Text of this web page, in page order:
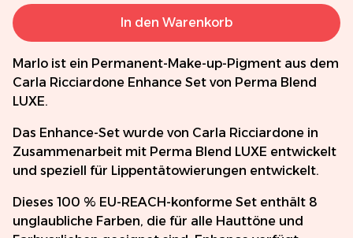
In den Warenkorb
Marlo ist ein Permanent-Make-up-Pigment aus dem
Carla Ricciardone Enhance Set von Perma Blend
LUXE.
Das Enhance-Set wurde von Carla Ricciardone in
Zusammenarbeit mit Perma Blend LUXE entwickelt
und speziell für Lippentätowierungen entwickelt.
Dieses 100 % EU-REACH-konforme Set enthält 8
unglaubliche Farben, die für alle Hauttöne und